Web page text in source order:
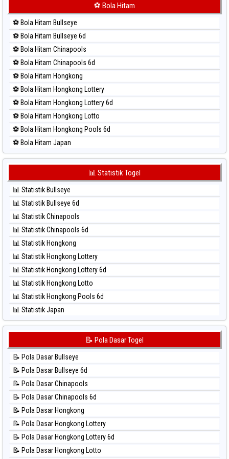
⚽ Bola Merah Kuda Lari
⚽ Bola Merah Magnum Cambodia
⚽ Bola Merah Nagoya
⚽ Bola Merah North Carolina Day
⚽ Bola Merah Pcso
⚽ Bola Merah Sao Paulo
⚽ Bola Merah Singapore
⚽ Bola Merah Sydney
⚽ Bola Merah Sydney Lottery
⚽ Bola Merah Sydney Lottery 6d
⚽ Bola Merah Sydney Lotto
⚽ Bola Merah Taiwan
⚽ Bola Hitam
⚽ Bola Hitam Bullseye
⚽ Bola Hitam Bullseye 6d
⚽ Bola Hitam Chinapools
⚽ Bola Hitam Chinapools 6d
⚽ Bola Hitam Hongkong
⚽ Bola Hitam Hongkong Lottery
⚽ Bola Hitam Hongkong Lottery 6d
⚽ Bola Hitam Hongkong Lotto
⚽ Bola Hitam Hongkong Pools 6d
⚽ Bola Hitam Japan
⚽ Bola Hitam Japan 6d
⚽ Bola Hitam Kuda Lari
⚽ Bola Hitam Magnum Cambodia
⚽ Bola Hitam Nagoya
⚽ Bola Hitam North Carolina Day
⚽ Bola Hitam Pcso
⚽ Bola Hitam Sao Paulo
⚽ Bola Hitam Singapore
⚽ Bola Hitam Sydney
⚽ Bola Hitam Sydney Lottery
⚽ Bola Hitam Sydney Lottery 6d
⚽ Bola Hitam Sydney Lotto
⚽ Bola Hitam Taiwan
📊 Statistik Togel
📊 Statistik Bullseye
📊 Statistik Bullseye 6d
📊 Statistik Chinapools
📊 Statistik Chinapools 6d
📊 Statistik Hongkong
📊 Statistik Hongkong Lottery
📊 Statistik Hongkong Lottery 6d
📊 Statistik Hongkong Lotto
📊 Statistik Hongkong Pools 6d
📊 Statistik Japan
📊 Statistik Japan 6d
📊 Statistik Kuda Lari
📊 Statistik Magnum Cambodia
📊 Statistik Nagoya
📊 Statistik New York Midday
📊 Statistik North Carolina Day
📊 Statistik Pcso
📊 Statistik Pennsylvania Day
📊 Statistik Sao Paulo
📊 Statistik Singapore
📝 Pola Dasar Togel
📝 Pola Dasar Bullseye
📝 Pola Dasar Bullseye 6d
📝 Pola Dasar Chinapools
📝 Pola Dasar Chinapools 6d
📝 Pola Dasar Hongkong
📝 Pola Dasar Hongkong Lottery
📝 Pola Dasar Hongkong Lottery 6d
📝 Pola Dasar Hongkong Lotto